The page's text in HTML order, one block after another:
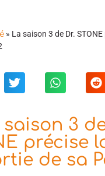
» La saison 3 de Dr.
saison 3
précise
de sa